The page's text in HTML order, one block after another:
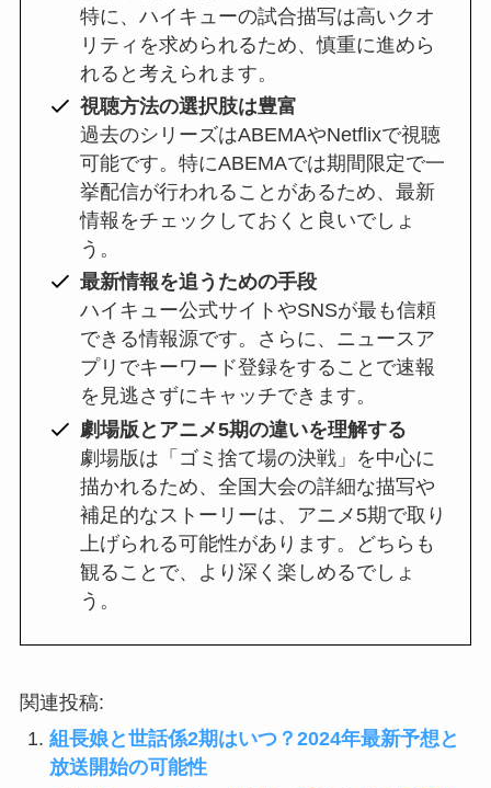
特に、ハイキューの試合描写は高いクオ
リティを求められるため、慎重に進めら
れると考えられます。
視聴方法の選択肢は豊富
過去のシリーズはABEMAやNetflixで視聴
可能です。特にABEMAでは期間限定で一
挙配信が行われることがあるため、最新
情報をチェックしておくと良いでしょ
う。
最新情報を追うための手段
ハイキュー公式サイトやSNSが最も信頼
できる情報源です。さらに、ニュースア
プリでキーワード登録をすることで速報
を見逃さずにキャッチできます。
劇場版とアニメ5期の違いを理解する
劇場版は「ゴミ捨て場の決戦」を中心に
描かれるため、全国大会の詳細な描写や
補足的なストーリーは、アニメ5期で取り
上げられる可能性があります。どちらも
観ることで、より深く楽しめるでしょ
う。
関連投稿:
組長娘と世話係2期はいつ？2024年最新予想と
放送開始の可能性